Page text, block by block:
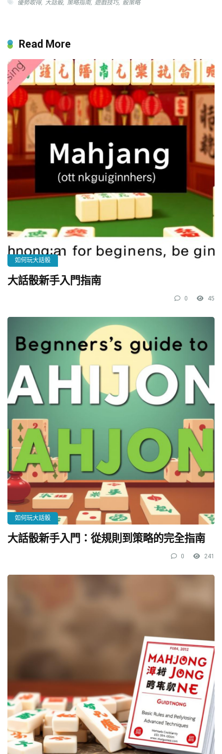
優勢取得, 大話骰, 策略指南, 遊戲技巧, 骰策略
Read More
如何玩大話骰
大話骰新手入門指南
0 45
如何玩大話骰
大話骰新手入門：從規則到策略的完全指南
0 241